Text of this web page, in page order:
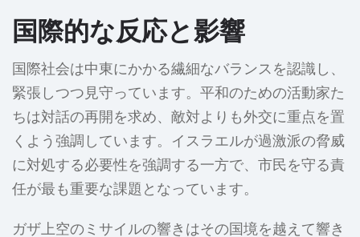
国際的な反応と影響
国際社会は中東にかかる繊細なバランスを認識し、
緊張しつつ見守っています。平和のための活動家た
ちは対話の再開を求め、敵対よりも外交に重点を置
くよう強調しています。イスラエルが過激派の脅威
に対処する必要性を強調する一方で、市民を守る責
任が最も重要な課題となっています。
ガザ上空のミサイルの響きはその国境を越えて響き